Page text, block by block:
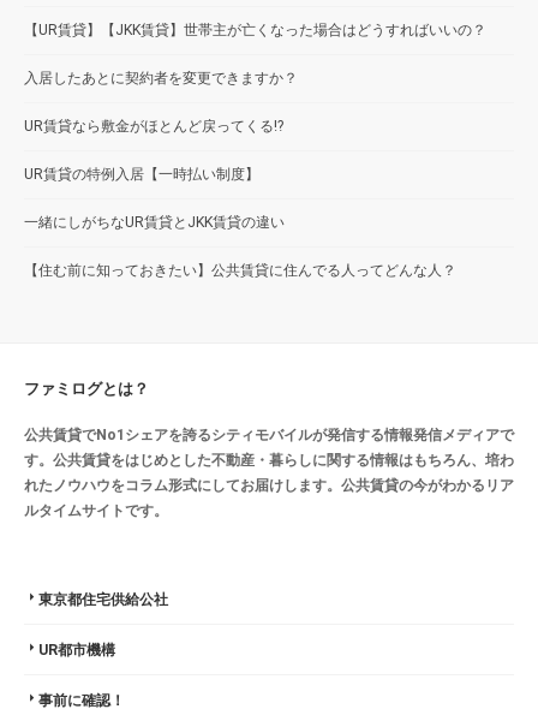
【UR賃貸】【JKK賃貸】世帯主が亡くなった場合はどうすればいいの？
入居したあとに契約者を変更できますか？
UR賃貸なら敷金がほとんど戻ってくる!?
UR賃貸の特例入居【一時払い制度】
一緒にしがちなUR賃貸とJKK賃貸の違い
【住む前に知っておきたい】公共賃貸に住んでる人ってどんな人？
ファミログとは？
公共賃貸でNo1シェアを誇るシティモバイルが発信する情報発信メディアで
す。公共賃貸をはじめとした不動産・暮らしに関する情報はもちろん、培わ
れたノウハウをコラム形式にしてお届けします。公共賃貸の今がわかるリア
ルタイムサイトです。
東京都住宅供給公社
UR都市機構
事前に確認！